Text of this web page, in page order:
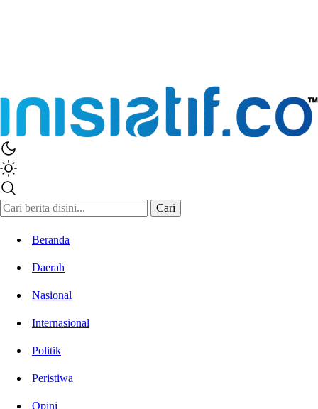
Inisiatif.co
Stay Connected Stay Informed
Cari
Beranda
Daerah
Nasional
Internasional
Politik
Peristiwa
Opini